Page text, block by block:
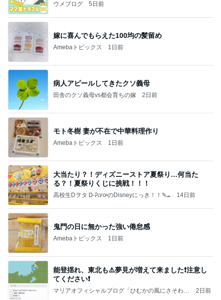
ウメブログ 5日前
嫁に喜んでもらえた100均の髪留め
Amebaトピックス 1日前
病人アピールしてきたクソ義母
田舎のクソ義母vs都会育ちの嫁 2日前
モト冬樹 妻が不在で中華料理作り
Amebaトピックス 1日前
大当たり？！ディズニーストア夏祭り…何当た
る？！夏祭りくじに挑戦！！！
高校生Dヲタ Ꭰ-ᎮꭵꭹꭴのDisneyにっき！！✎ܚ 14日前
鬼門の日に無かった強い倦怠感
Amebaトピックス 1日前
能登揺れ、東北も⚠️夢見が増えて来ました❗️注意し
てください❗️
マリアオフィシャルブログ「ひむかの風にさそわれ
2日前